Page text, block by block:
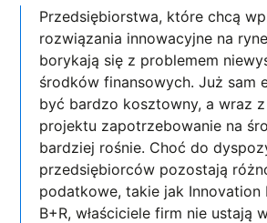
Przedsiębiorstwa, które chcą
rozwiązania innowacyjne na
borykają się z problemem
środków finansowych. Już sam
być bardzo kosztowny, a wraz
projektu zapotrzebowanie na
bardziej rośnie. Choć do
przedsiębiorców pozostają
podatkowe, takie jak Innovation
B+R, właściciele firm nie ustają